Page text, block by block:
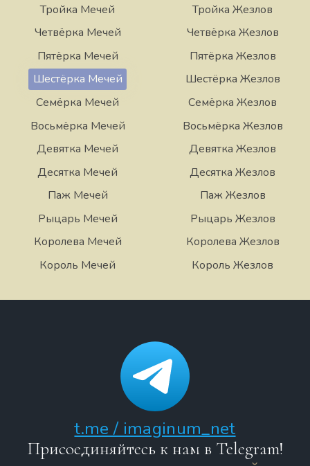
Тройка Мечей
Четвёрка Мечей
Пятёрка Мечей
Шестёрка Мечей
Семёрка Мечей
Восьмёрка Мечей
Девятка Мечей
Десятка Мечей
Паж Мечей
Рыцарь Мечей
Королева Мечей
Король Мечей
Тройка Жезлов
Четвёрка Жезлов
Пятёрка Жезлов
Шестёрка Жезлов
Семёрка Жезлов
Восьмёрка Жезлов
Девятка Жезлов
Десятка Жезлов
Паж Жезлов
Рыцарь Жезлов
Королева Жезлов
Король Жезлов
t.me / imaginum_net
Присоединяйтесь к нам в Telegram!